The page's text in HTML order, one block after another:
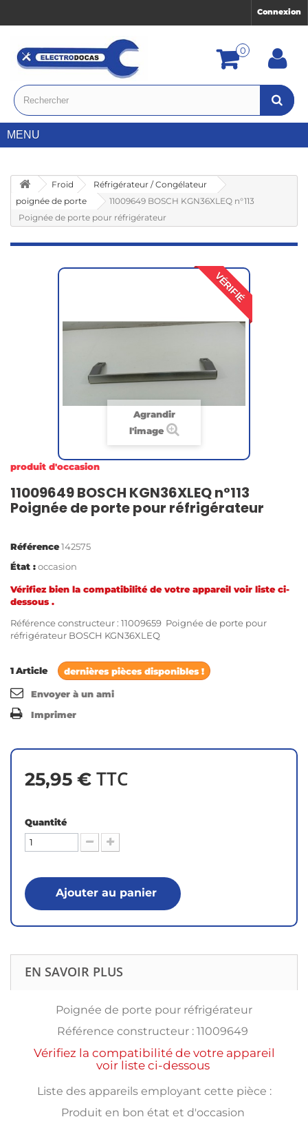
Connexion
0
MENU
Froid
Réfrigérateur / Congélateur
poignée de porte
11009649 BOSCH KGN36XLEQ n°113
Poignée de porte pour réfrigérateur
VÉRIFIÉ
Agrandir
l'image
produit d'occasion
11009649 BOSCH KGN36XLEQ n°113
Poignée de porte pour réfrigérateur
Référence142575
État :occasion
Vérifiez bien la compatibilité de votre appareil voir liste ci-
dessous .
Référence constructeur : 11009659 Poignée de porte pour
réfrigérateur BOSCH KGN36XLEQ
1Article dernières pièces disponibles !
Envoyer à un ami
Imprimer
25,95 € TTC
Quantité
Ajouter au panier
EN SAVOIR PLUS
Poignée de porte pour réfrigérateur
Référence constructeur : 11009649
Vérifiez la compatibilité de votre appareil
voir liste ci-dessous
Liste des appareils employant cette pièce :
Produit en bon état et d'occasion